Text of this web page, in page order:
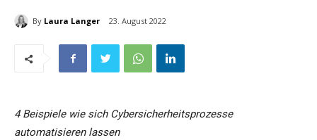
By Laura Langer 23. August 2022
4 Beispiele wie sich Cybersicherheitsprozesse
automatisieren lassen